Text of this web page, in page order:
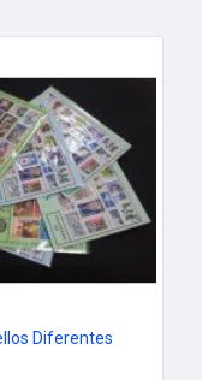
Diferentes